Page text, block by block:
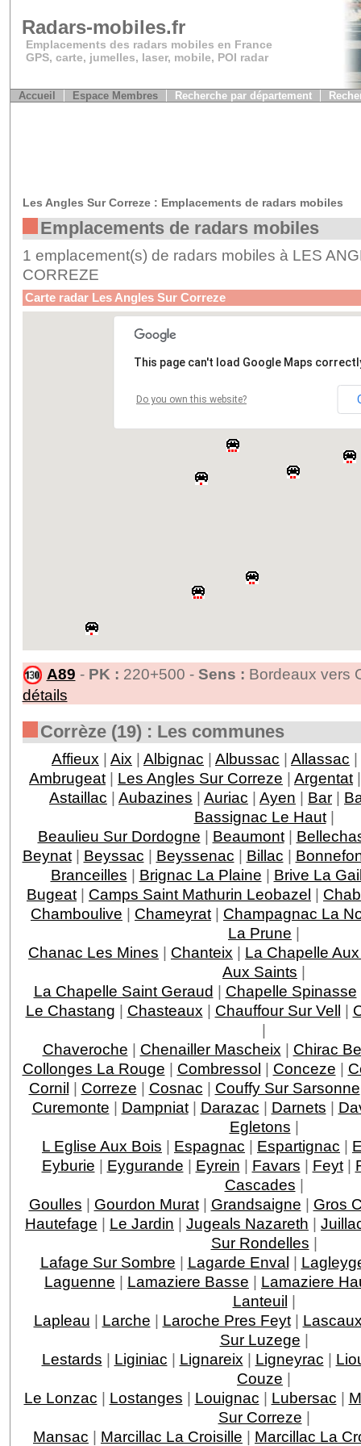
Radars-mobiles.fr
Emplacements des radars mobiles en France
GPS, carte, jumelles, laser, mobile, POI radar
Accueil Espace Membres Recherche par département
Les Angles Sur Correze : Emplacements de radars mobiles
Emplacements de radars mobiles
1 emplacement(s) de radars mobiles à LES
CORREZE
Carte radar Les Angles Sur Correze
This page can't load Google Maps
Do you own this website?
A89 - PK : 220+500 - Sens : Bordeaux vers
détails
Corrèze (19) : Les communes
Affieux | Aix | Albignac | Albussac | Allassac |
Ambrugeat | Les Angles Sur Correze | Argentat
Astaillac | Aubazines | Auriac | Ayen | Bar |
Bassignac Le Haut|
Beaulieu Sur Dordogne | Beaumont|
Beynat| Beyssac | Beyssenac | Billac |
Branceilles | Brignac La Plaine | Brive La
Bugeat | Camps Saint Mathurin Leobazel |
Chamboulive | Chameyrat | Champagnac La
La Prune |
Chanac Les Mines | Chanteix | La Chapelle
Aux Saints |
La Chapelle Saint Geraud | Chapelle Spinasse
Le Chastang | Chasteaux | Chauffour Sur Vell |
|
Chaveroche | Chenailler Mascheix | Chirac
Collonges La Rouge | Combressol | Conceze |
Cornil | Correze | Cosnac | Couffy Sur Sarsonne
Curemonte | Dampniat| Darazac | Darnets |
Egletons |
L Eglise Aux Bois | Espagnac | Espartignac |
Eyburie | Eygurande | Eyrein | Favars | Feyt|
Cascades |
Goulles | Gourdon Murat| Grandsaigne | Gros
Hautefage | Le Jardin | Jugeals Nazareth |
Sur Rondelles |
Lafage Sur Sombre | Lagarde Enval |
Laguenne | Lamaziere Basse | Lamaziere
Lanteuil |
Lapleau | Larche | Laroche Pres Feyt|
Sur Luzege |
Lestards | Liginiac | Lignareix | Ligneyrac |
Couze |
Le Lonzac | Lostanges | Louignac | Lubersac |
Sur Correze |
Mansac | Marcillac La Croisille | Marcillac La